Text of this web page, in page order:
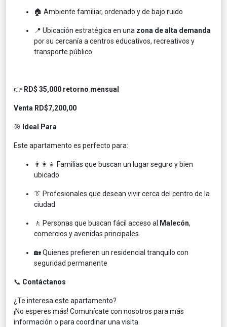
🏠 Ambiente familiar, ordenado y de bajo ruido
📍 Ubicación estratégica en una zona de alta demanda
por su cercanía a centros educativos, recreativos y
transporte público
👉 RD$ 35,000 retorno mensual
Venta RD$7,200,00
🎯 Ideal Para
Este apartamento es perfecto para:
👨‍👩‍👧 Familias que buscan un lugar seguro y bien
ubicado
👔 Profesionales que desean vivir cerca del centro de la
ciudad
🚶 Personas que buscan fácil acceso al Malecón,
comercios y avenidas principales
🏡 Quienes prefieren un residencial tranquilo con
seguridad permanente
📞 Contáctanos
¿Te interesa este apartamento?
¡No esperes más! Comunícate con nosotros para más
información o para coordinar una visita.